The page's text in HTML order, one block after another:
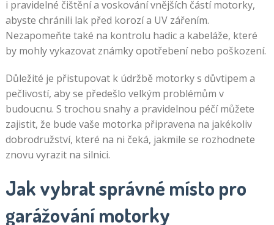
i pravidelné čištění a voskování vnějších částí motorky,
abyste chránili lak před korozí a UV zářením.
Nezapomeňte také na kontrolu hadic a kabeláže, které
by mohly vykazovat známky opotřebení nebo poškození.
Důležité je přistupovat k údržbě motorky s důvtipem a
pečlivostí, aby se předešlo velkým problémům v
budoucnu. S trochou snahy a pravidelnou péčí můžete
zajistit, že bude vaše motorka připravena na jakékoliv
dobrodružství, které na ni čeká, jakmile se rozhodnete
znovu vyrazit na silnici.
Jak vybrat správné místo pro
garážování motorky